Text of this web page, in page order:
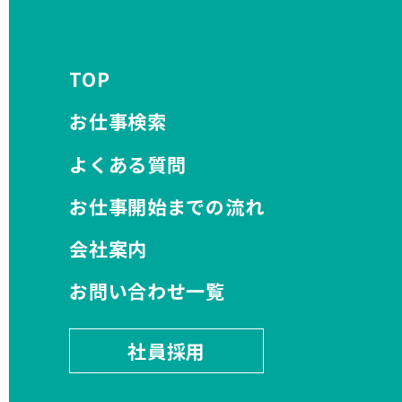
TOP
お仕事検索
よくある質問
お仕事開始までの流れ
会社案内
お問い合わせ一覧
社員採用